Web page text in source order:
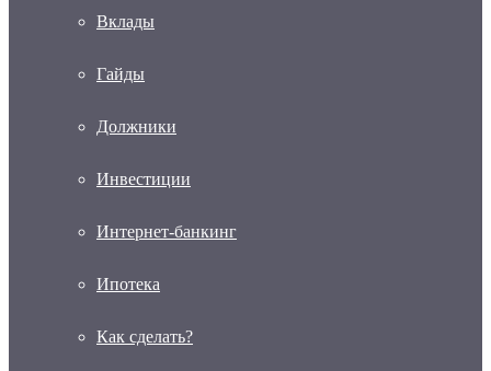
Вклады
Гайды
Должники
Инвестиции
Интернет-банкинг
Ипотека
Как сделать?